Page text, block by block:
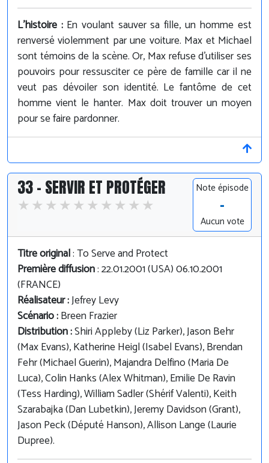
L'histoire : En voulant sauver sa fille, un homme est
renversé violemment par une voiture. Max et Michael
sont témoins de la scène. Or, Max refuse d'utiliser ses
pouvoirs pour ressusciter ce père de famille car il ne
veut pas dévoiler son identité. Le fantôme de cet
homme vient le hanter. Max doit trouver un moyen
pour se faire pardonner.
33 - SERVIR ET PROTÉGER Note épisode
-
Aucun vote
Titre original: To Serve and Protect
Première diffusion: 22.01.2001 (USA) 06.10.2001
(FRANCE)
Réalisateur :Jefrey Levy
Scénario :Breen Frazier
Distribution :Shiri Appleby (Liz Parker), Jason Behr
(Max Evans), Katherine Heigl (Isabel Evans), Brendan
Fehr (Michael Guerin), Majandra Delfino (Maria De
Luca), Colin Hanks (Alex Whitman), Emilie De Ravin
(Tess Harding), William Sadler (Shérif Valenti), Keith
Szarabajka (Dan Lubetkin), Jeremy Davidson (Grant),
Jason Peck (Député Hanson), Allison Lange (Laurie
Dupree).